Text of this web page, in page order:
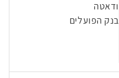
ודאטה
בנק הפועלים